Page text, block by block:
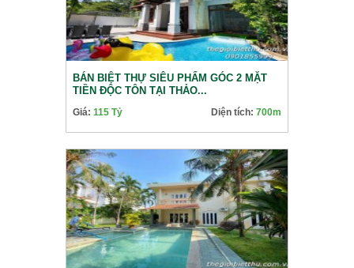
BÁN BIỆT THỰ SIÊU PHẨM GÓC 2 MẶT
TIỀN ĐỘC TÔN TẠI THẢO...
Giá: 115 Tỷ Diện tích: 700m